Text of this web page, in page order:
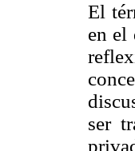
El
en el
ser